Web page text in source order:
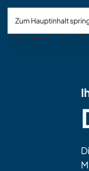
Zum Hauptinhalt